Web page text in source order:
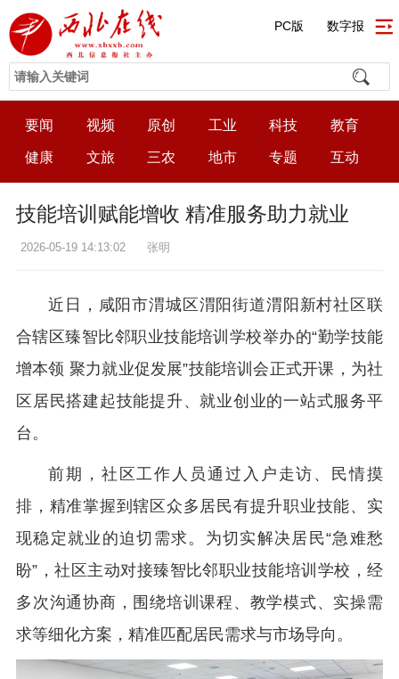
PC版 数字报
要闻 视频 原创 工业 科技 教育
健康 文旅 三农 地市 专题 互动
技能培训赋能增收 精准服务助力就业
2026-05-19 14:13:02 张明
近日，咸阳市渭城区渭阳街道渭阳新村社区联
合辖区臻智比邻职业技能培训学校举办的“勤学技能
增本领 聚力就业促发展”技能培训会正式开课，为社
区居民搭建起技能提升、就业创业的一站式服务平
台。
前期，社区工作人员通过入户走访、民情摸
排，精准掌握到辖区众多居民有提升职业技能、实
现稳定就业的迫切需求。为切实解决居民“急难愁
盼”，社区主动对接臻智比邻职业技能培训学校，经
多次沟通协商，围绕培训课程、教学模式、实操需
求等细化方案，精准匹配居民需求与市场导向。